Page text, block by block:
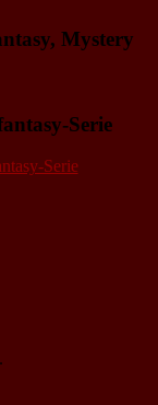
Mystery
Serie